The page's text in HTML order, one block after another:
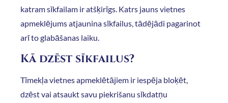
katram sīkfailam ir atšķirīgs. Katrs jauns vietnes
apmeklējums atjaunina sīkfailus, tādējādi pagarinot
arī to glabāšanas laiku.
Kā dzēst sīkfailus?
Tīmekļa vietnes apmeklētājiem ir iespēja bloķēt,
dzēst vai atsaukt savu piekrišanu sīkdatņu